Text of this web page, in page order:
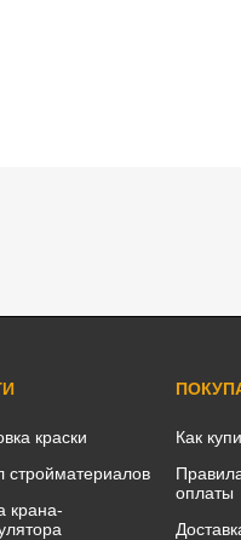
краски
стройматериалов
крана-
Как
оплаты